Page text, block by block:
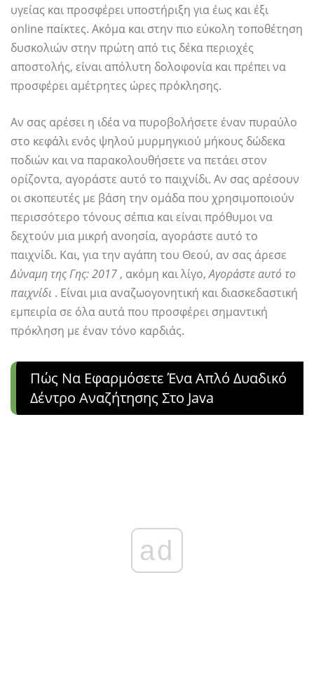
υγείας και προσφέρει υποστήριξη για έως και έξι
online παίκτες. Ακόμα και στην πιο εύκολη τοποθέτηση
δυσκολιών στην πρώτη από τις δέκα περιοχές
αποστολής, είναι απόλυτη δολοφονία και πρέπει να
προσφέρει αμέτρητες ώρες πρόκλησης.
Αν σας αρέσει η ιδέα να πυροβολήσετε έναν πυραύλο
στο κεφάλι ενός ψηλού μυρμηγκιού μήκους δώδεκα
ποδιών και να παρακολουθήσετε να πετάει στον
ορίζοντα, αγοράστε αυτό το παιχνίδι. Αν σας αρέσουν
οι σκοπευτές με βάση την ομάδα που χρησιμοποιούν
περισσότερο τόνους σέπια και είναι πρόθυμοι να
δεχτούν μια μικρή ανοησία, αγοράστε αυτό το
παιχνίδι. Και, για την αγάπη του Θεού, αν σας άρεσε
Δύναμη της Γης: 2017 , ακόμη και λίγο,Αγοράστε αυτό το
παιχνίδι . Είναι μια αναζωογονητική και διασκεδαστική
εμπειρία σε όλα αυτά που προσφέρει σημαντική
πρόκληση με έναν τόνο καρδιάς.
Πώς Να Εφαρμόσετε Ένα Απλό Δυαδικό
Δέντρο Αναζήτησης Στο Java
ad